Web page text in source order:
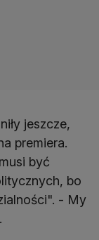
jeszcze,
premiera.
być
bo
- My